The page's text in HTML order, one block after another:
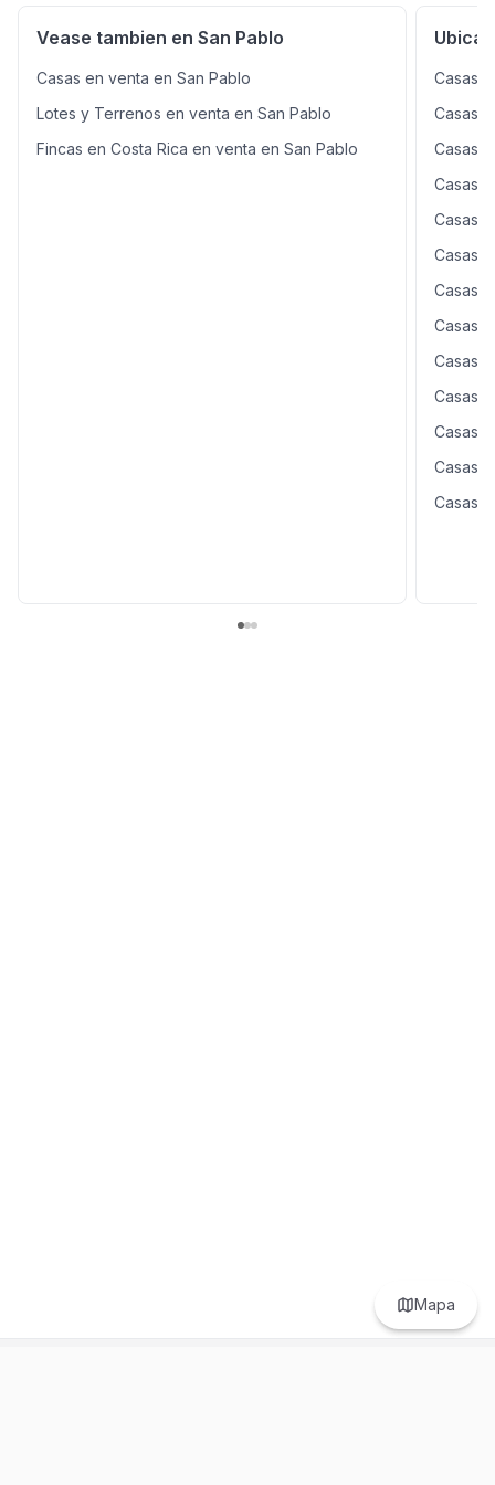
Mapa
lo que añade un valor especial al terreno. Además, la
electricidad es subterránea, lo que garantiza un entorno
limpio y ordenado. Esta propiedad es perfecta para
tranquilidad, con todas las comodidades para disfrutar
del aire libre.
Vease tambien en San Pablo
Casas en venta en San Pablo
Lotes y Terrenos en venta en San Pablo
Fincas en Costa Rica en venta en San Pablo
Casas
Casas
Casas
Casas
Casas
Casas
Casas
Casas
Casas
Casas
Casas
Casas
Casas